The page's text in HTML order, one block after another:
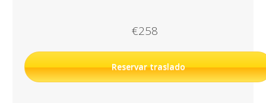
€258
Reservar traslado